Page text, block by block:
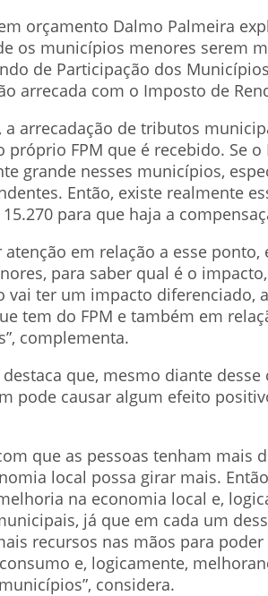
orçamento Dalmo Palmeira
os municípios menores serem
de Participação dos
arrecada com o Imposto de
a arrecadação de tributos
próprio FPM que é recebido. Se
grande nesses municípios,
Então, existe realmente
para que haja a
atenção em relação a esse
para saber qual é o
vai ter um impacto diferenciado,
tem do FPM e também em
complementa.
que, mesmo diante desse
pode causar algum efeito
que as pessoas tenham mais
local possa girar mais.
na economia local e,
já que em cada um
recursos nas mãos para
e, logicamente,
considera.